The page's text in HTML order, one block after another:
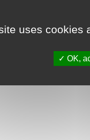
uses cookies
OK,